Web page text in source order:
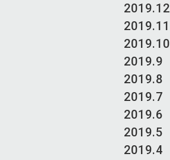
2019.12
2019.11
2019.10
2019.9
2019.8
2019.7
2019.6
2019.5
2019.4